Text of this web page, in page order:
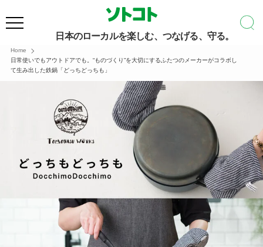
日本のローカルを楽しむ、つなげる、守る。
Home
日常使いでもアウトドアでも。“ものづくり”を大切にするふたつのメーカーがコラボし
て生み出した鉄鍋「どっちどっちも」